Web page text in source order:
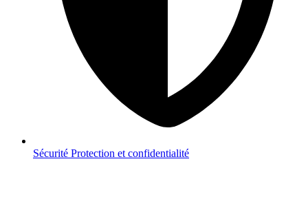
Sécurité Protection et confidentialité